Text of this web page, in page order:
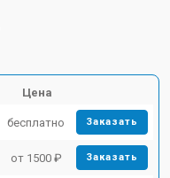
Цена
бесплатно Заказать
от 1500 ₽ Заказать